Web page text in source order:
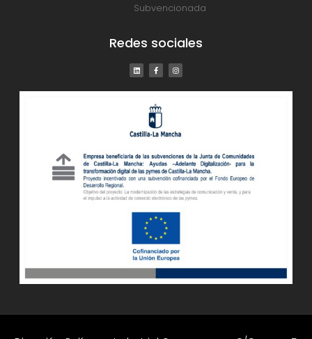
Subvencionada
Redes sociales